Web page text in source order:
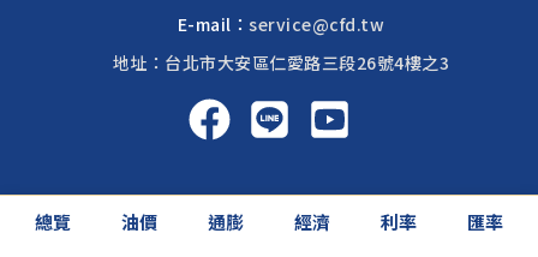
總覽 油價 通膨 經濟 利率 匯率
E-mail：service@cfd.tw
地址：台北市大安區仁愛路三段26號4樓之3
啟富達國際 2026 © All rights reserved.
網頁設計公司
: 振作國際